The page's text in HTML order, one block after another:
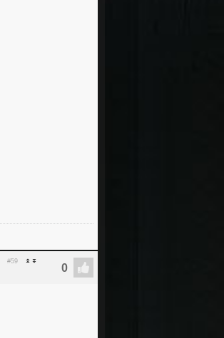
#59